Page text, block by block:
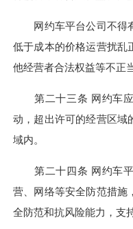
网约车平台公司不得有
低于成本的价格运营扰乱
他经营者合法权益等不正
第二十三条 网约车应
动，超出许可的经营区域
域内。
第二十四条 网约车平
营、网络等安全防范措施
全防范和抗风险能力，支